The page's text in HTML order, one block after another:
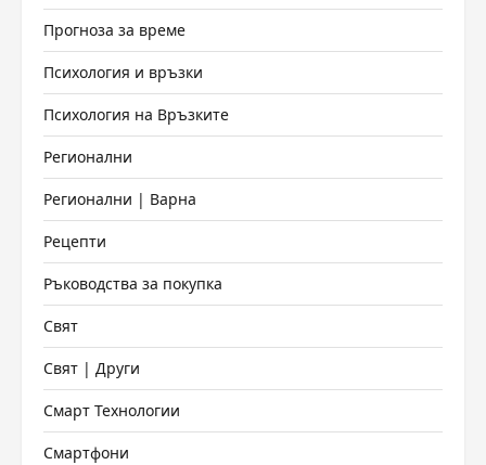
Прогноза за време
Психология и връзки
Психология на Връзките
Регионални
Регионални | Варна
Рецепти
Ръководства за покупка
Свят
Свят | Други
Смарт Технологии
Смартфони